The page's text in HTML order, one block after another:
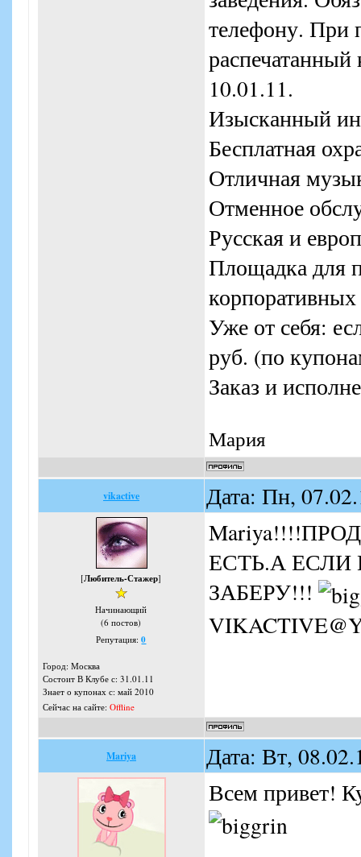
телефону. При
10.01.11.
Изысканный
Бесплатная
Отличная
Отменное
Русская и
Площадка для
Уже от себя:
руб. (по
Заказ и
Мария
vikactive Дата: Пн,
[Любитель-Стажер]
Начинающий
(6 постов)
Репутация:0
Город: Москва
Состоит В Клубе с: 31.01.11
Знает о купонах с: май 2010
Сейчас на сайте: Offline
ЕСТЬ.А
ЗАБЕРУ!!!
Mariya
Дата: Вт,
Всем привет!